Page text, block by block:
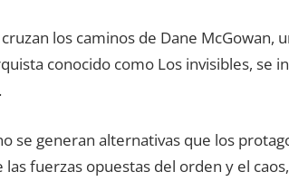
los caminos de Dane
conocido como Los invisibles, se
se generan alternativas que los
las fuerzas opuestas del orden y el